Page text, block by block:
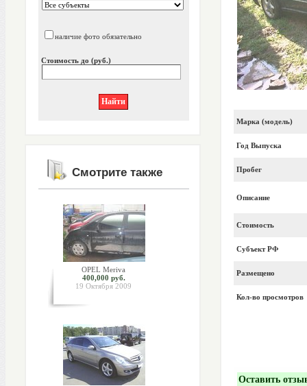
наличие фото обязательно
Стоимость до (руб.)
Смотрите также
OPEL Meriva
400,000 руб.
19 Октября 2009
Марка (модель)
Год Выпуска
Пробег
Описание
Стоимость
Субъект РФ
Размещено
Кол-во просмотров
Оставить